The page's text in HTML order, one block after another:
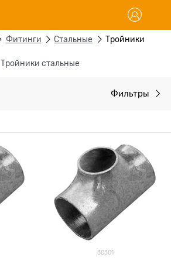
Фитинги Стальные Тройники
Тройники стальные
Фильтры
30301